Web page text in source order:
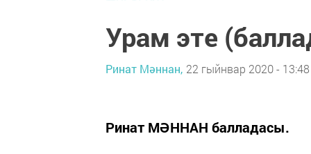
Урам эте
Ринат Мәннан, 22 гыйнвар 2020 - 13:48
Ринат МӘННАН балладасы.